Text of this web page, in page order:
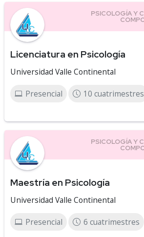
Licenciatura en Psicología
Universidad Valle Continental
Presencial 10 cuatrimestres
Maestría en Psicología
Universidad Valle Continental
Presencial 6 cuatrimestres